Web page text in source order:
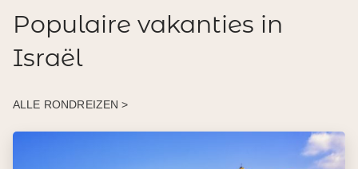
Populaire vakanties in
Israël
ALLE RONDREIZEN >